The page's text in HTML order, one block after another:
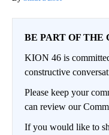
BE PART OF THE
KION 46 is
constructive
Please keep your
can review our
If you would like to